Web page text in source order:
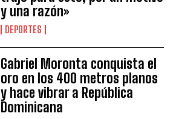
y una razón»
DEPORTES
Gabriel Moronta conquista el
oro en los 400 metros planos
y hace vibrar a República
Dominicana